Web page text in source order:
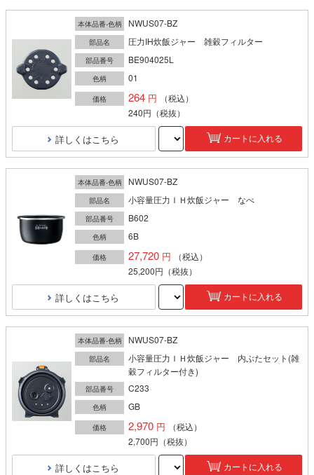
本体品番-色柄 NWUS07-BZ
部品名 圧力IH炊飯ジャー 雑穀フィルター
部品番号 BE904025L
色柄 01
価格 264
（税込）
240円 （税抜）
詳しくはこちら カートに入れる
本体品番-色柄 NWUS07-BZ
部品名 小容量圧力ＩＨ炊飯ジャー なべ
部品番号 B602
色柄 6B
価格 27,720
（税込）
25,200円 （税抜）
詳しくはこちら カートに入れる
本体品番-色柄 NWUS07-BZ
部品名
小容量圧力ＩＨ炊飯ジャー 内ぶたセット(雑
穀フィルター付き)
部品番号 C233
色柄 GB
価格 2,970
（税込）
2,700円 （税抜）
詳しくはこちら カートに入れる